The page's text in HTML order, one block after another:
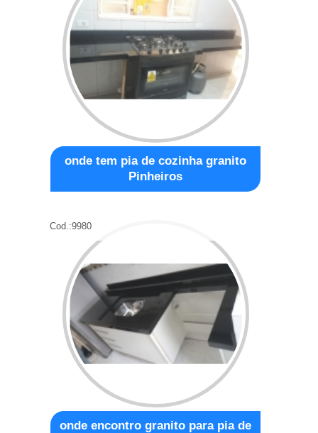
onde tem pia de cozinha granito
Pinheiros
Cod.:9980
onde encontro granito para pia de